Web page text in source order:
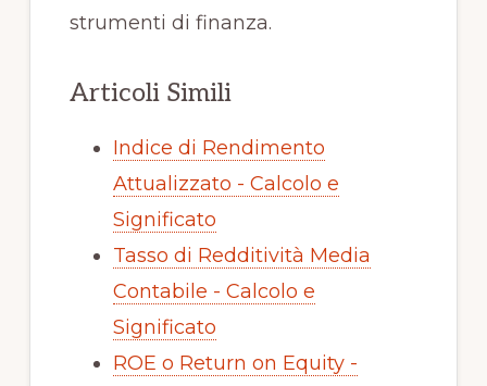
strumenti di finanza.
Articoli Simili
Indice di Rendimento
Attualizzato - Calcolo e
Significato
Tasso di Redditività Media
Contabile - Calcolo e
Significato
ROE o Return on Equity -